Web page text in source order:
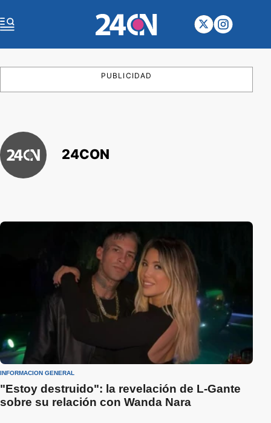
PUBLICIDAD
24CON
INFORMACIÓN GENERAL
"Estoy destruido": la revelación de L-Gante
sobre su relación con Wanda Nara